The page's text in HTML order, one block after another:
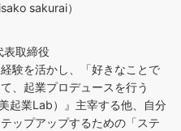
sakurai）
表取締役
験を活かし、「好きなことで
、起業プロデュースを行う
起業Lab）』主宰する他、自分
ップアップするための「ステ